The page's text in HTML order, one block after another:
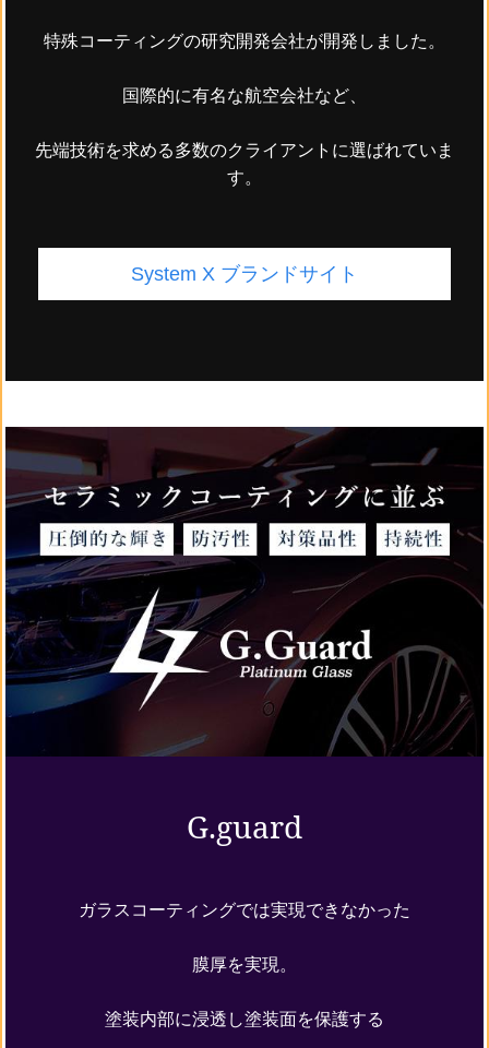
特殊コーティングの研究開発会社が開発しました。
国際的に有名な航空会社など、
先端技術を求める多数のクライアントに選ばれていま
す。
System X ブランドサイト
G.guard
ガラスコーティングでは実現できなかった
膜厚を実現。
塗装内部に浸透し塗装面を保護する